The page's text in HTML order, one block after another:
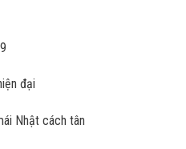
đại
Nhật cách tân